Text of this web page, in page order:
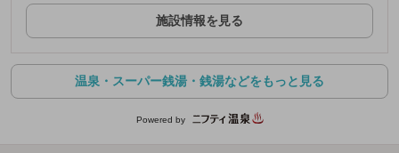
施設情報を見る
温泉・スーパー銭湯・銭湯などをもっと見る
Powered by